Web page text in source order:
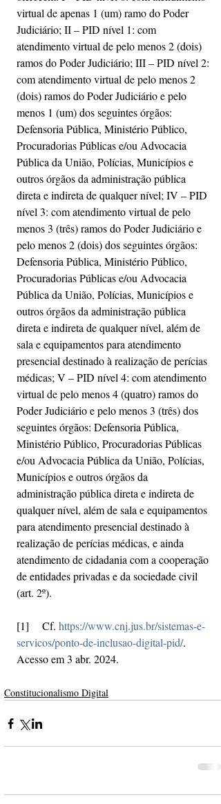
virtual de apenas 1 (um) ramo do Poder
Judiciário; II – PID nível 1: com
atendimento virtual de pelo menos 2 (dois)
ramos do Poder Judiciário; III – PID nível 2:
com atendimento virtual de pelo menos 2
(dois) ramos do Poder Judiciário e pelo
menos 1 (um) dos seguintes órgãos:
Defensoria Pública, Ministério Público,
Procuradorias Públicas e/ou Advocacia
Pública da União, Polícias, Municípios e
outros órgãos da administração pública
direta e indireta de qualquer nível; IV – PID
nível 3: com atendimento virtual de pelo
menos 3 (três) ramos do Poder Judiciário e
pelo menos 2 (dois) dos seguintes órgãos:
Defensoria Pública, Ministério Público,
Procuradorias Públicas e/ou Advocacia
Pública da União, Polícias, Municípios e
outros órgãos da administração pública
direta e indireta de qualquer nível, além de
sala e equipamentos para atendimento
presencial destinado à realização de perícias
médicas; V – PID nível 4: com atendimento
virtual de pelo menos 4 (quatro) ramos do
Poder Judiciário e pelo menos 3 (três) dos
seguintes órgãos: Defensoria Pública,
Ministério Público, Procuradorias Públicas
e/ou Advocacia Pública da União, Polícias,
Municípios e outros órgãos da
administração pública direta e indireta de
qualquer nível, além de sala e equipamentos
para atendimento presencial destinado à
realização de perícias médicas, e ainda
atendimento de cidadania com a cooperação
de entidades privadas e da sociedade civil
(art. 2º).
[1] Cf. https://www.cnj.jus.br/sistemas-e-
servicos/ponto-de-inclusao-digital-pid/.
Acesso em 3 abr. 2024.
Constitucionalismo Digital